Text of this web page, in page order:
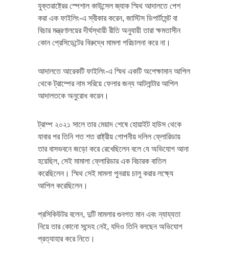
যুক্তরাষ্ট্রের স্পেশাল কাউন্সেল জ্যাক স্মিথ আদালতে পেশ
করা এক ফাইলিং-এ স্বীকার করেন, জাস্টিস ডিপার্টমেন্ট বা
বিচার মন্ত্রণালয়ের দীর্ঘস্থায়ী রীতি অনুযায়ী তারা ক্ষমতাসীন
কোন প্রেসিডেন্টের বিরুদ্ধে মামলা পরিচালনা করে না।
আদালতে আরেকটি ফাইলিং-এ স্মিথ একটি অপেক্ষামান আপিল
থেকে ট্রাম্পের নাম সরিয়ে ফেলার জন্য আটলান্টার আপিল
আদালতকে অনুরোধ করেন।
ট্রাম্প ২০২১ সালে তার মেয়াদ শেষে হোয়াইট হাউস থেকে
যাবার পর তিনি শত শত রাষ্ট্রীয় গোপনীয় দলিল ফ্লোরিডায়
তার বাসভবনে জড়ো করে রেখেছিলেন বলে যে অভিযোগ আনা
হয়েছিল, সেই মামালা ফ্লোরিডার এক বিচারক বাতিল
করেছিলেন। স্মিথ সেই মামলা পুনরায় চালু করার লক্ষ্যে
আপিল করেছিলেন।
প্রসিকিউটর বলেন, দুটি মামলার গুনগত মান এবং ন্যায্যতা
নিয়ে তার কোনো সন্দেহ নেই, যদিও তিনি বলছেন অভিযোগ
প্রত্যাহার করে নিতে।